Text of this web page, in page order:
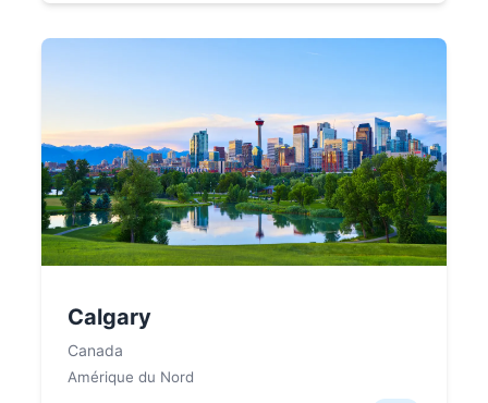
Calgary
Canada
Amérique du Nord